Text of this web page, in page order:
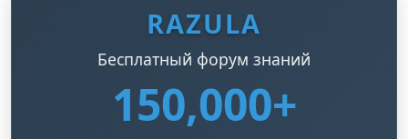
RAZULA
Бесплатный форум знаний
150,000+